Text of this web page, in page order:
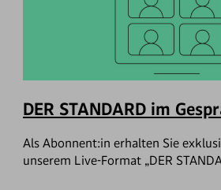
DER STANDARD im
Als Abonnent:in erhalten Sie
unserem Live-Format „DER